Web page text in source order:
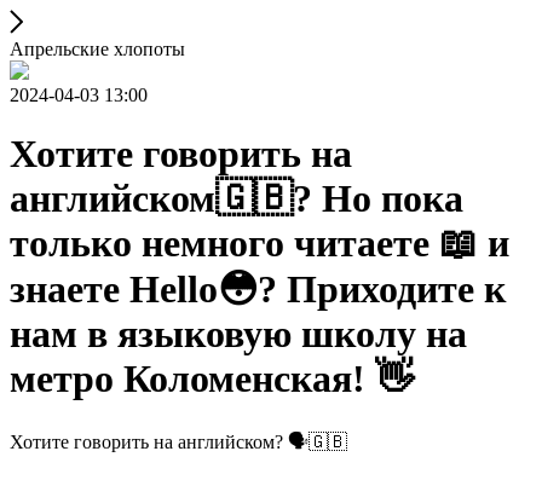
Апрельские хлопоты
2024-04-03 13:00
Хотите говорить на
английском🇬🇧? Но пока
только немного читаете 📖 и
знаете Hello😳? Приходите к
нам в языковую школу на
метро Коломенская! 👋
Хотите говорить на английском? 🗣️🇬🇧